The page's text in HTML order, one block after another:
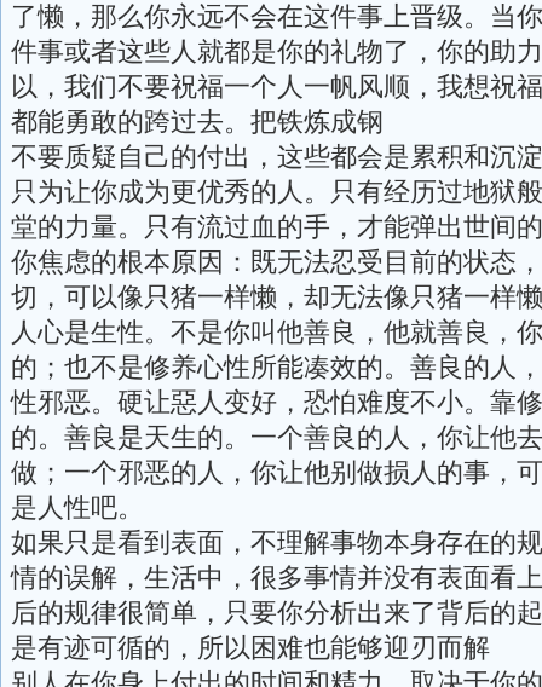
了懒，那么你永远不会在这件事上晋级。当
件事或者这些人就都是你的礼物了，你的助
以，我们不要祝福一个人一帆风顺，我想祝
都能勇敢的跨过去。把铁炼成钢
不要质疑自己的付出，这些都会是累积和沉
只为让你成为更优秀的人。只有经历过地狱
堂的力量。只有流过血的手，才能弹出世间
你焦虑的根本原因：既无法忍受目前的状态
切，可以像只猪一样懒，却无法像只猪一样
人心是生性。不是你叫他善良，他就善良，
的；也不是修养心性所能凑效的。善良的人
性邪恶。硬让惡人变好，恐怕难度不小。靠
的。善良是天生的。一个善良的人，你让他
做；一个邪恶的人，你让他别做损人的事，
是人性吧。
如果只是看到表面，不理解事物本身存在的
情的误解，生活中，很多事情并没有表面看
后的规律很简单，只要你分析出来了背后的
是有迹可循的，所以困难也能够迎刃而解